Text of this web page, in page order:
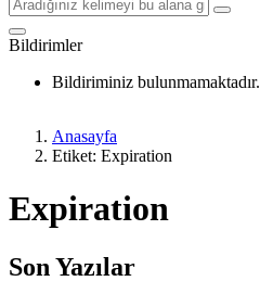
Bildirimler
Bildiriminiz bulunmamaktadır.
Anasayfa
Etiket: Expiration
Expiration
Son Yazılar